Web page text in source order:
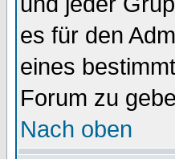
es für den
eines
Forum zu
Nach oben